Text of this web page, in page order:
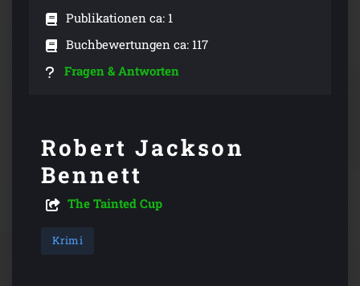
Publikationen ca: 1
Buchbewertungen ca: 117
Fragen & Antworten
Robert Jackson
Bennett
The Tainted Cup
Krimi